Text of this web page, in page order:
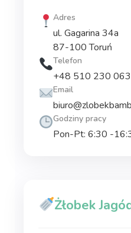
Adres
ul. Gagarina 34a
87-100 Toruń
Telefon
+48 510 230 063
Email
Godziny pracy
Pon-Pt: 6:30 -
Żłobek